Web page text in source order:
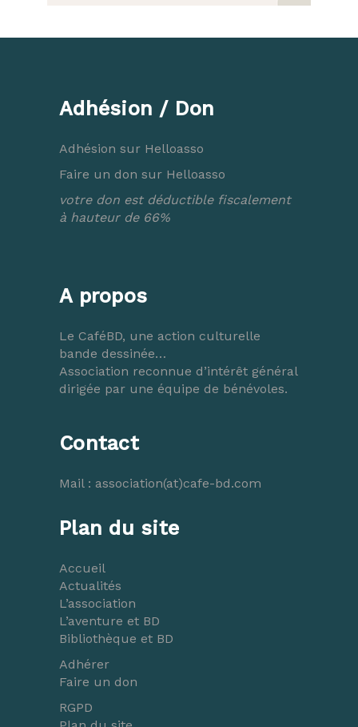
Adhésion / Don
Adhésion sur Helloasso
Faire un don sur Helloasso
votre don est déductible fiscalement
à hauteur de 66%
A propos
Le CaféBD, une action culturelle
bande dessinée…
Association reconnue d’intérêt général
dirigée par une équipe de bénévoles.
Contact
Mail : association(at)cafe-bd.com
Plan du site
Accueil
Actualités
L’association
L’aventure et BD
Bibliothèque et BD
Adhérer
Faire un don
RGPD